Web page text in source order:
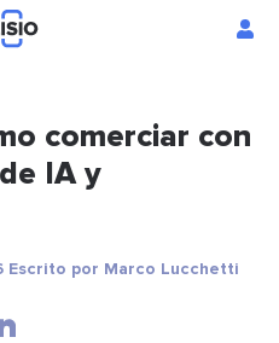
comerciar con
IA y
Escrito por Marco Lucchetti